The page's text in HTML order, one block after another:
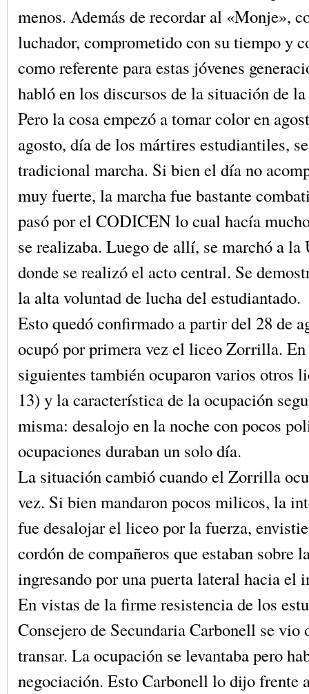
menos. Además de recordar al «Monje»,
luchador, comprometido con su tiempo y
como referente para estas jóvenes
habló en los discursos de la situación de la
Pero la cosa empezó a tomar color en
agosto, día de los mártires estudiantiles,
tradicional marcha. Si bien el día no
muy fuerte, la marcha fue bastante
pasó por el CODICEN lo cual hacía
se realizaba. Luego de allí, se marchó a la
donde se realizó el acto central. Se
la alta voluntad de lucha del estudiantado.
Esto quedó confirmado a partir del 28 de
ocupó por primera vez el liceo Zorrilla.
siguientes también ocuparon varios otros
13) y la característica de la ocupación
misma: desalojo en la noche con pocos
ocupaciones duraban un solo día.
La situación cambió cuando el Zorrilla
vez. Si bien mandaron pocos milicos, la
fue desalojar el liceo por la fuerza,
cordón de compañeros que estaban sobre
ingresando por una puerta lateral hacia el
En vistas de la firme resistencia de los
Consejero de Secundaria Carbonell se vio
transar. La ocupación se levantaba pero
negociación. Esto Carbonell lo dijo frente